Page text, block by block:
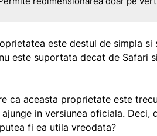
este destul de simpla
este suportata decat de Safari
ca aceasta proprietate este
in versiunea oficiala.
fi ea utila vreodata?